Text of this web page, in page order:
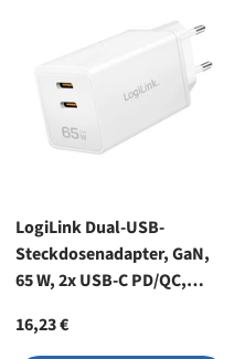
LogiLink Dual-USB-
Steckdosenadapter, GaN,
65 W, 2x USB-C PD/QC,
Normaler Preis
16,23 €